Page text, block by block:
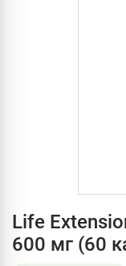
Life
600 мг (60